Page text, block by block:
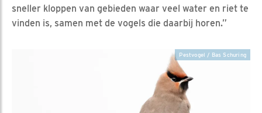
sneller kloppen van gebieden waar veel water en riet te
vinden is, samen met de vogels die daarbij horen.”
Pestvogel / Bas Schuring